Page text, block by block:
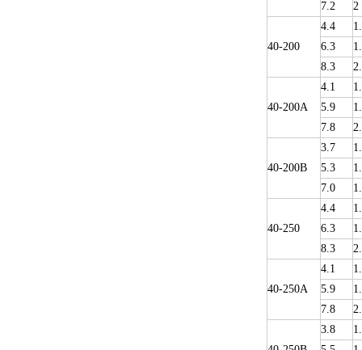
7.2 2
40-200
4.4
6.3
8.3
40-200A
4.1
5.9
7.8
40-200B
3.7
5.3
7.0
40-250
4.4
6.3
8.3
40-250A
4.1
5.9
7.8
3.8